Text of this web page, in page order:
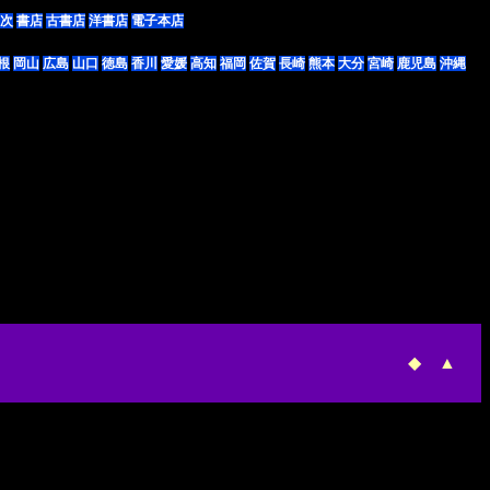
書店 古書店 洋書店 電子本店
岡山 広島 山口 徳島 香川 愛媛 高知 福岡 佐賀 長崎 熊本 大分 宮崎 鹿児島 沖縄
◆ ▲